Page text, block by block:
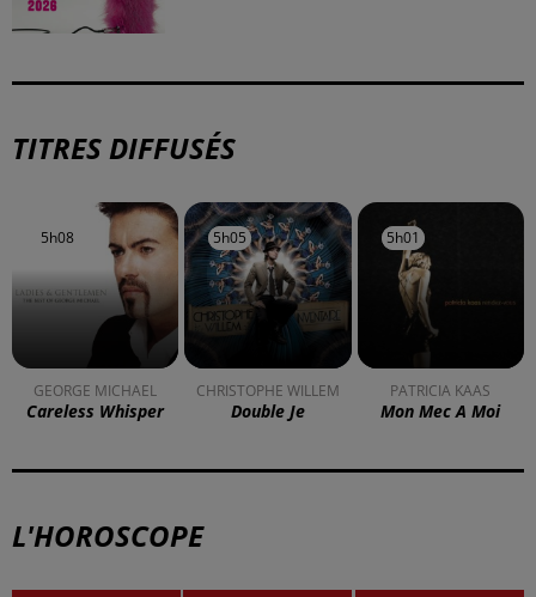
TITRES DIFFUSÉS
5h08
5h08
GEORGE MICHAEL
Careless Whisper
5h05
5h05
CHRISTOPHE WILLEM
Double Je
5h01
5h01
PATRICIA KAAS
Mon Mec A Moi
L'HOROSCOPE